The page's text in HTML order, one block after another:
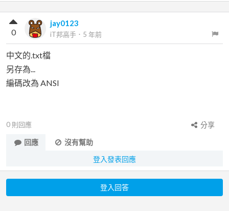
jay0123
iT邦高手 ． 5 年前
0
中文的.txt檔
另存為...
編碼改為 ANSI
0 則回應
分享
回應
沒有幫助
登入發表回應
登入回答